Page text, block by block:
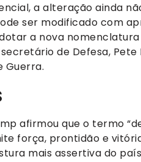
a alteração ainda
ser modificado com
a nova
de Defesa,
Guerra.
afirmou que o termo
força, prontidão e
mais assertiva do